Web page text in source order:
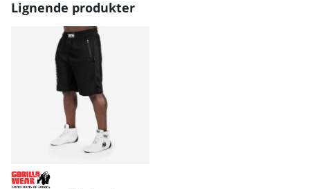
Lignende produkter